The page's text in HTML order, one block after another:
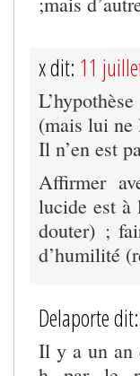
x dit: 11
(mais lui ne
Il n’en est
Affirmer
lucide est à
douter) ;
d’humilité
Delaporte dit:
Il y a un an